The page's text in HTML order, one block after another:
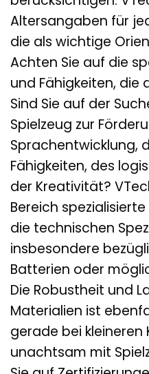
Altersangaben für
die als wichtige
Achten Sie auf die
und Fähigkeiten, die
Sind Sie auf der
Spielzeug zur
Sprachentwicklung,
Fähigkeiten, des
der Kreativität?
Bereich
die technischen
insbesondere
Batterien oder
Die Robustheit und
Materialien ist
gerade bei kleineren
unachtsam mit